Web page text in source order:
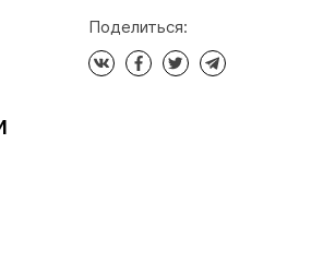
Поделиться: